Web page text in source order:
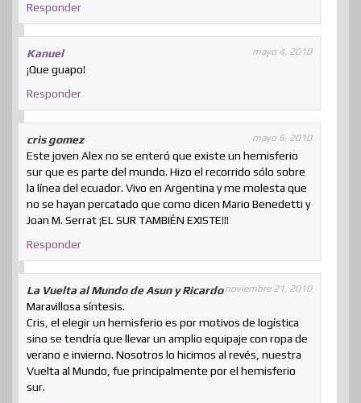
Responder
Kanuel mayo 4, 2010
¡Que guapo!
Responder
cris gomez mayo 6, 2010
Este joven Alex no se enteró que existe un hemisferio
sur que es parte del mundo. Hizo el recorrido sólo sobre
la línea del ecuador. Vivo en Argentina y me molesta que
no se hayan percatado que como dicen Mario Benedetti y
Joan M. Serrat ¡EL SUR TAMBIÉN EXISTE!!!
Responder
La Vuelta al Mundo de Asun y Ricardo noviembre 21, 2010
Maravillosa síntesis.
Cris, el elegir un hemisferio es por motivos de logística
sino se tendría que llevar un amplio equipaje con ropa de
verano e invierno. Nosotros lo hicimos al revés, nuestra
Vuelta al Mundo, fue principalmente por el hemisferio
sur.